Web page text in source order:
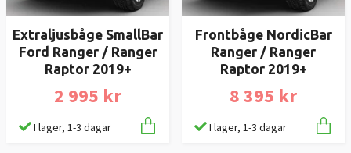
Extraljusbåge SmallBar
Ford Ranger / Ranger
Raptor 2019+
2 995 kr
I lager, 1-3 dagar
Frontbåge NordicBar
Ranger / Ranger
Raptor 2019+
8 395 kr
I lager, 1-3 dagar